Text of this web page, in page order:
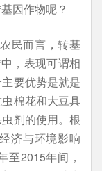
因作物呢？
民而言，转基
，表现可谓相
要优势是就是
棉花和大豆具
剂的使用。根
济与环境影响
至2015年间，